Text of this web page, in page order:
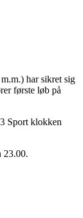
har sikret sig
første løb på
Sport klokken
23.00.